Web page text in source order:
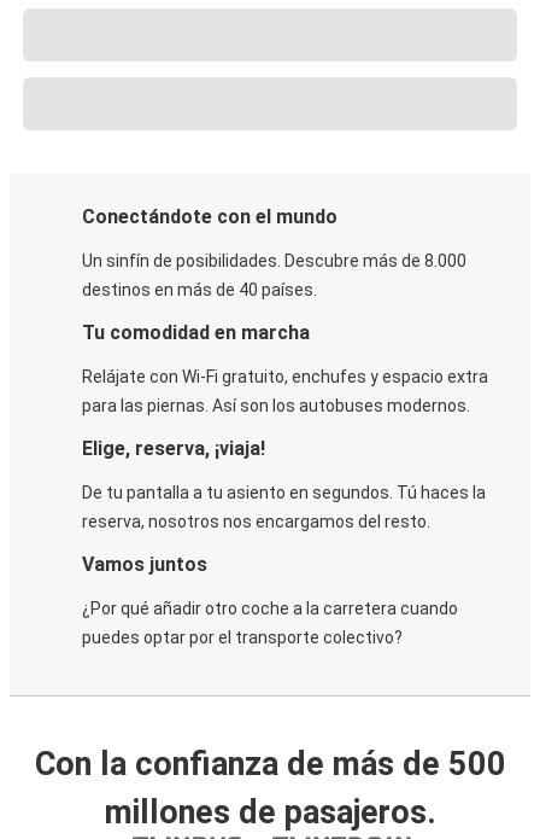
Conectándote con el mundo
Un sinfín de posibilidades. Descubre más de 8.000
destinos en más de 40 países.
Tu comodidad en marcha
Relájate con Wi-Fi gratuito, enchufes y espacio extra
para las piernas. Así son los autobuses modernos.
Elige, reserva, ¡viaja!
De tu pantalla a tu asiento en segundos. Tú haces la
reserva, nosotros nos encargamos del resto.
Vamos juntos
¿Por qué añadir otro coche a la carretera cuando
puedes optar por el transporte colectivo?
Con la confianza de más de 500
millones de pasajeros.